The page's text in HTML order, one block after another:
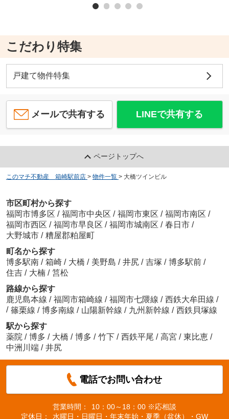
こだわり特集
戸建て物件特集
メールで共有する LINEで共有する
ページトップへ
このマチ不動産 箱崎駅前店 > 物件一覧 > 大橋ツインビル
市区町村から探す
福岡市博多区 / 福岡市中央区 / 福岡市東区 / 福岡市南区 /
福岡市西区 / 福岡市早良区 / 福岡市城南区 / 春日市 /
大野城市 / 糟屋郡粕屋町
町名から探す
博多駅南 / 箱崎 / 大橋 / 美野島 / 井尻 / 吉塚 / 博多駅前 /
住吉 / 大楠 / 筥松
路線から探す
鹿児島本線 / 福岡市箱崎線 / 福岡市七隈線 / 西鉄大牟田線 /
/ 篠栗線 / 博多南線 / 山陽新幹線 / 九州新幹線 / 西鉄貝塚線
駅から探す
薬院 / 博多 / 大橋 / 博多 / 竹下 / 西鉄平尾 / 高宮 / 東比恵 /
中洲川端 / 井尻
電話でお問い合わせ
営業時間：
10：00～18：00 ※応相談
定休日：
水曜日・日曜日・年末年始・夏季（盆休）・GW